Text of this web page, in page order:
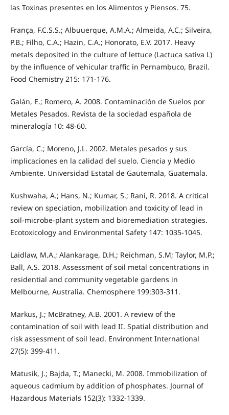
las Toxinas presentes en los Alimentos y Piensos. 75.
França, F.C.S.S.; Albuuerque, A.M.A.; Almeida, A.C.; Silveira,
P.B.; Filho, C.A.; Hazin, C.A.; Honorato, E.V. 2017. Heavy
metals deposited in the culture of lettuce (Lactuca sativa L)
by the influence of vehicular traffic in Pernambuco, Brazil.
Food Chemistry 215: 171-176.
Galán, E.; Romero, A. 2008. Contaminación de Suelos por
Metales Pesados. Revista de la sociedad española de
mineralogía 10: 48-60.
García, C.; Moreno, J.L. 2002. Metales pesados y sus
implicaciones en la calidad del suelo. Ciencia y Medio
Ambiente. Universidad Estatal de Gautemala, Guatemala.
Kushwaha, A.; Hans, N.; Kumar, S.; Rani, R. 2018. A critical
review on speciation, mobilization and toxicity of lead in
soil-microbe-plant system and bioremediation strategies.
Ecotoxicology and Environmental Safety 147: 1035-1045.
Laidlaw, M.A.; Alankarage, D.H.; Reichman, S.M; Taylor, M.P.;
Ball, A.S. 2018. Assessment of soil metal concentrations in
residential and community vegetable gardens in
Melbourne, Australia. Chemosphere 199:303-311.
Markus, J.; McBratney, A.B. 2001. A review of the
contamination of soil with lead II. Spatial distribution and
risk assessment of soil lead. Environment International
27(5): 399-411.
Matusik, J.; Bajda, T.; Manecki, M. 2008. Immobilization of
aqueous cadmium by addition of phosphates. Journal of
Hazardous Materials 152(3): 1332-1339.